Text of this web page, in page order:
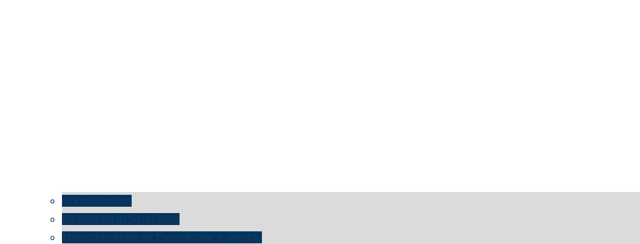
Angekommen
Menschen in Schildgen
Menschenkette für Demokratie & Vielfalt